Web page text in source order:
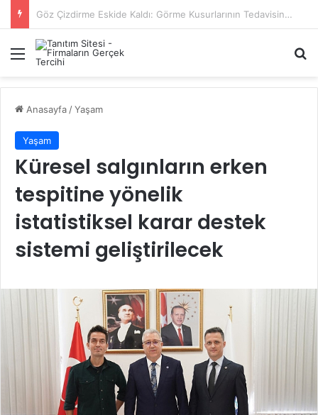
Başiskele Acil Çilingir Hizmeti İçin Doğru Adres Neresi?
Menü
Anasayfa /Yaşam
Yaşam
Küresel salgınların erken
tespitine yönelik
istatistiksel karar destek
sistemi geliştirilecek